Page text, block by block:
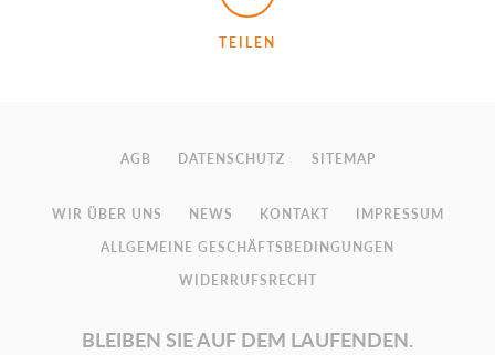
TEILEN
AGB DATENSCHUTZ SITEMAP
WIR ÜBER UNS NEWS KONTAKT
IMPRESSUM
ALLGEMEINE GESCHÄFTSBEDINGUNGEN
WIDERRUFSRECHT
BLEIBEN SIE AUF DEM LAUFENDEN.